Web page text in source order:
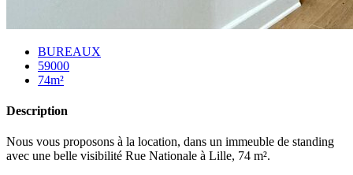
BUREAUX
59000
74m²
Description
Nous vous proposons à la location, dans un immeuble de standing
avec une belle visibilité Rue Nationale à Lille, 74 m².